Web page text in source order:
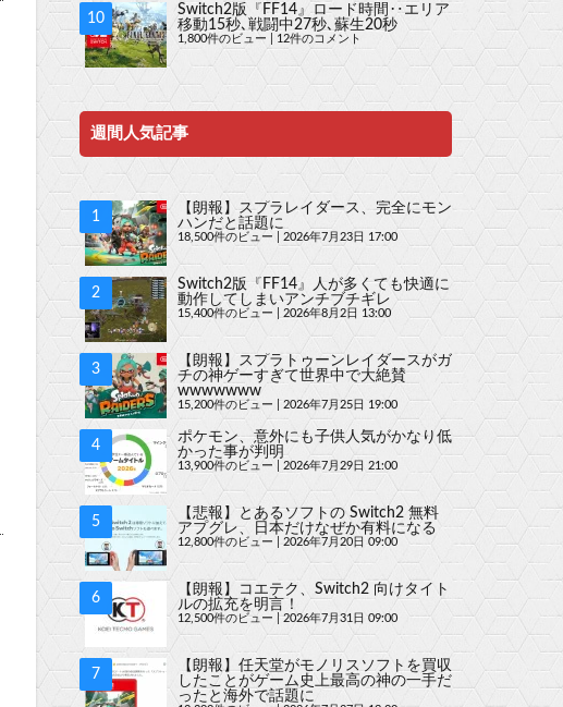
Switch2版『FF14』ロード時間‥エリア
移動15秒､戦闘中27秒､蘇生20秒
1,800件のビュー 12件のコメント
週間人気記事
【朗報】スプラレイダース、完全にモン
ハンだと話題に
18,500件のビュー 2026年7月23日 17:00
Switch2版『FF14』人が多くても快適に
動作してしまいアンチブチギレ
15,400件のビュー 2026年8月2日 13:00
【朗報】スプラトゥーンレイダースがガ
チの神ゲーすぎて世界中で大絶賛
wwwwwww
15,200件のビュー |2026年7月25日 19:00
ポケモン、意外にも子供人気がかなり低
かった事が判明
13,900件のビュー 2026年7月29日 21:00
【悲報】とあるソフトの Switch2 無料
アプグレ、日本だけなぜか有料になる
12,800件のビュー 2026年7月20日 09:00
【朗報】コエテク、Switch2 向けタイト
ルの拡充を明言！
12,500件のビュー |2026年7月31日 09:00
【朗報】任天堂がモノリスソフトを買収
したことがゲーム史上最高の神の一手だ
ったと海外で話題に